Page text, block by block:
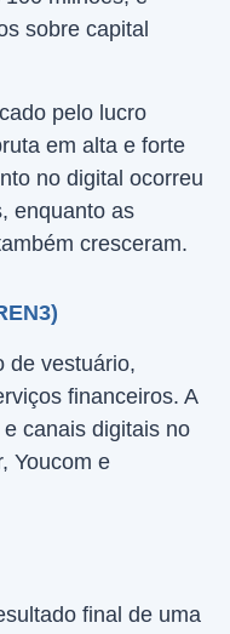
sobre capital
pelo lucro
em alta e forte
no digital ocorreu
enquanto as
cresceram.
de vestuário,
financeiros. A
canais digitais no
Youcom e
final de uma